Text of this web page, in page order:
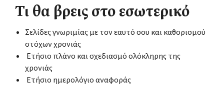
Τι θα βρεις στο εσωτερικό
Σελίδες γνωριμίας με τον εαυτό σου και καθορισμού
στόχων χρονιάς
Ετήσιο πλάνο και σχεδιασμό ολόκληρης της
χρονιάς
Ετήσιο ημερολόγιο αναφοράς